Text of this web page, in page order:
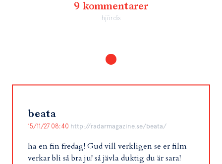
9 kommentarer
hjördis
beata
15/11/27 08:40 http://radarmagazine.se/beata/
ha en fin fredag! Gud vill verkligen se er film
verkar bli så bra ju! så jävla duktig du är sara!